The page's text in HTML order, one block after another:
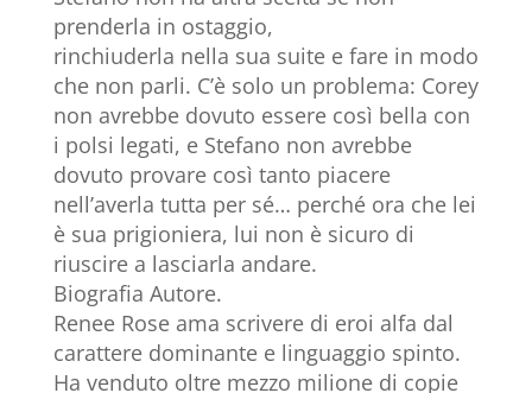
prenderla in ostaggio,
rinchiuderla nella sua suite e fare in modo
che non parli. C’è solo un problema: Corey
non avrebbe dovuto essere così bella con
i polsi legati, e Stefano non avrebbe
dovuto provare così tanto piacere
nell’averla tutta per sé… perché ora che lei
è sua prigioniera, lui non è sicuro di
riuscire a lasciarla andare.
Biografia Autore.
Renee Rose ama scrivere di eroi alfa dal
carattere dominante e linguaggio spinto.
Ha venduto oltre mezzo milione di copie